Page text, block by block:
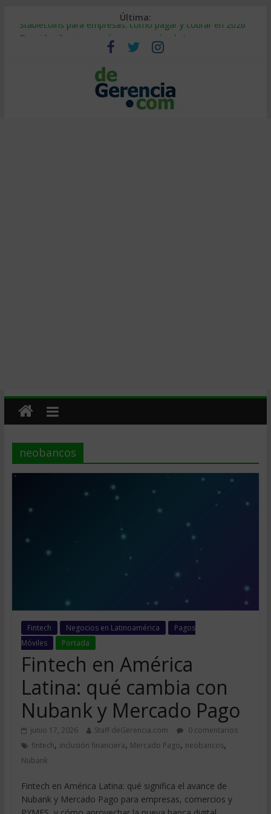
Última:
Stablecoins para empresas: cómo pagar y cobrar en 2026
Despido silencioso: qué es y por qué sale tan caro
IA en selección de personal: cómo auditarla a tiempo
Trabajo forzoso en la cadena de suministro: qué hacer
Mercado hispano de EE. UU.: cómo segmentarlo y venderle
neobancos
Fintech Negocios en Latinoamérica
Pagos
Móviles
Portada
Fintech en América
Latina: qué cambia con
Nubank y Mercado Pago
junio 17, 2026 Staff deGerencia.com
0 comentarios
fintech, inclusión financiera, Mercado Pago, neobancos,
Nubank
Fintech en América Latina: qué significa el avance de
Nubank y Mercado Pago para empresas, comercios y